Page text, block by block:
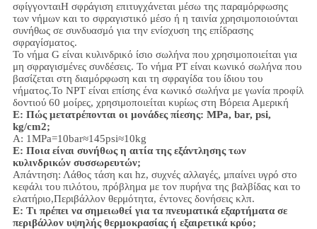
σφίγγονταιΗ σφράγιση επιτυγχάνεται μέσω της παραμόρφωσης
των νήμων και το σφραγιστικό μέσο ή η ταινία χρησιμοποιούνται
συνήθως σε συνδυασμό για την ενίσχυση της επίδρασης
σφραγίσματος.
Το νήμα G είναι κυλινδρικό ίσιο σωλήνα που χρησιμοποιείται για
μη σφραγισμένες συνδέσεις. Το νήμα PT είναι κωνικό σωλήνα που
βασίζεται στη διαμόρφωση και τη σφραγίδα του ίδιου του
νήματος.Το NPT είναι επίσης ένα κωνικό σωλήνα με γωνία προφίλ
δοντιού 60 μοίρες, χρησιμοποιείται κυρίως στη Βόρεια Αμερική
Ε: Πώς μετατρέπονται οι μονάδες πίεσης: MPa, bar, psi,
kg/cm2;
Α: 1MPa=10bar≈145psi≈10kg
Ε: Ποια είναι συνήθως η αιτία της εξάντλησης των
κυλινδρικών συσσωρευτών;
Απάντηση: Λάθος τάση και hz, συχνές αλλαγές, μπαίνει υγρό στο
κεφάλι του πιλότου, πρόβλημα με τον πυρήνα της βαλβίδας και το
ελατήριο,Περιβάλλον θερμότητα, έντονες δονήσεις κλπ.
Ε: Τι πρέπει να σημειωθεί για τα πνευματικά εξαρτήματα σε
περιβάλλον υψηλής θερμοκρασίας ή εξαιρετικά κρύο;